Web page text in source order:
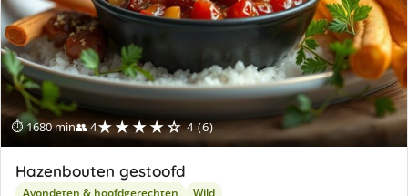
⏱ 1680 min👥 4★★★★☆ 4 (6)
Hazenbouten gestoofd
Avondeten & hoofdgerechten Wild